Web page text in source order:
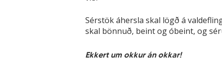
Sérstök áhersla skal lögð á
skal bönnuð, beint og óbeint, og
Ekkert um okkur án okkar!